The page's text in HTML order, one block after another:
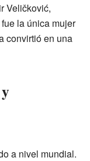
Veličković,
la única mujer
convirtió en una
a nivel mundial.